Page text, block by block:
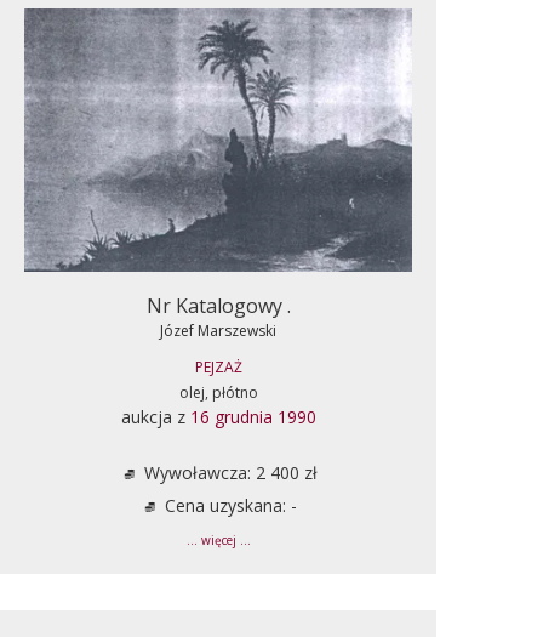
Nr Katalogowy .
Józef Marszewski
PEJZAŻ
olej, płótno
aukcja z 16 grudnia 1990
Wywoławcza: 2 400 zł
Cena uzyskana: -
... więcej ...